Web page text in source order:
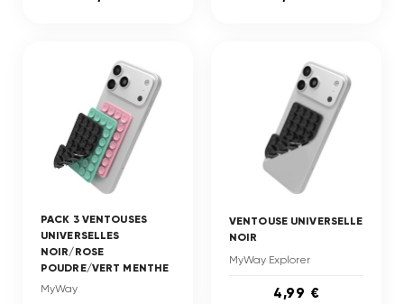
PACK 3 VENTOUSES
UNIVERSELLES
NOIR/ROSE
POUDRE/VERT MENTHE
MyWay
VENTOUSE UNIVERSELLE
NOIR
MyWay Explorer
4,99 €